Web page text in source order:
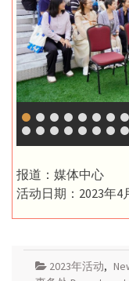
报道：媒体中心
活动日期：2023年4
2023年活动,